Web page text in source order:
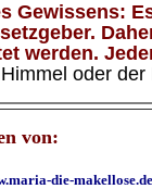
Gewissens:
werden.
oder
von:
die-makellose.de